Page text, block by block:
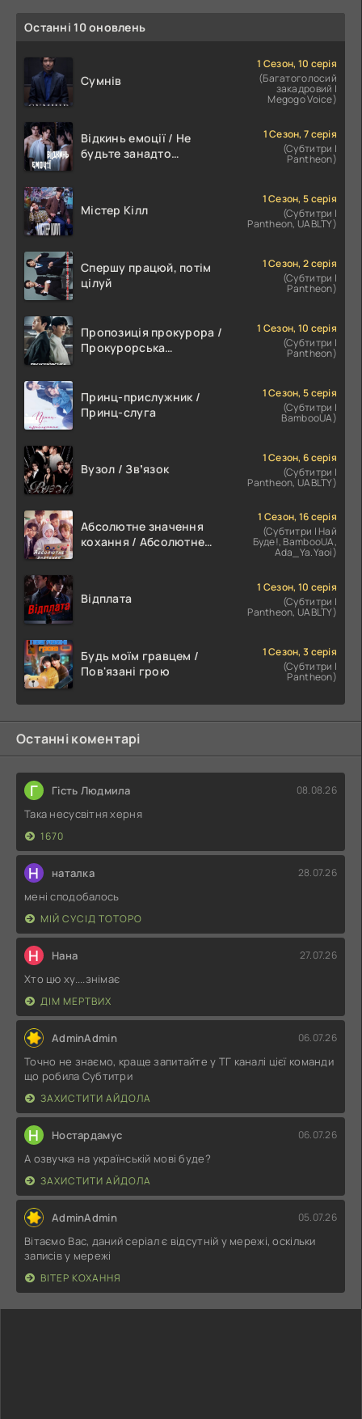
Останні 10 оновлень
Сумнів
1 Сезон, 10 серія
(Багатоголосий
закадровий |
Megogo Voice)
Відкинь емоції / Не
будьте занадто
1 Сезон, 7 серія
(Субтитри |
Pantheon)
Містер Кілл
1 Сезон, 5 серія
(Субтитри |
Pantheon, UABLTY)
Спершу працюй, потім
цілуй
1 Сезон, 2 серія
(Субтитри |
Pantheon)
Пропозиція прокурора /
Прокурорська
1 Сезон, 10 серія
(Субтитри |
Pantheon)
Принц-прислужник /
Принц-слуга
1 Сезон, 5 серія
(Субтитри |
BambooUA)
Вузол / Звʼязок
1 Сезон, 6 серія
(Субтитри |
Pantheon, UABLTY)
Абсолютне значення
кохання / Абсолютне
1 Сезон, 16 серія
(Субтитри | Най
Буде!, BambooUA,
Ada_Ya.Yaoi)
Відплата
1 Сезон, 10 серія
(Субтитри |
Pantheon, UABLTY)
Будь моїм гравцем /
Пов'язані грою
1 Сезон, 3 серія
(Субтитри |
Pantheon)
Останні коментарі
Г Гість Людмила 08.08.26
Така несусвітня херня
1670
Н наталка 28.07.26
мені сподобалось
МІЙ СУСІД ТОТОРО
Н Нана 27.07.26
Хто цю ху....знімає
ДІМ МЕРТВИХ
AdminAdmin 06.07.26
Точно не знаємо, краще запитайте у ТГ каналі цієї команди
що робила Субтитри
ЗАХИСТИТИ АЙДОЛА
Н Ностардамус 06.07.26
А озвучка на українській мові буде?
ЗАХИСТИТИ АЙДОЛА
AdminAdmin 05.07.26
Вітаємо Вас, даний серіал є відсутній у мережі, оскільки
записів у мережі
ВІТЕР КОХАННЯ